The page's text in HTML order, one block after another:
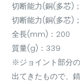
切断能力(銅(多芯)
切断能力(銅(多芯)
全長(mm)：200
質量(g)：339
※ジョイント部分
出てきたもので、